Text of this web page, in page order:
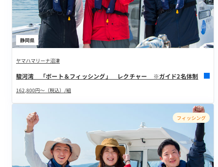
静岡県
ヤマハマリーナ沼津
駿河湾 「ボート＆フィッシング」 レクチャー ※ガイド2名体制
162,800円～（税込）/組
フィッシング